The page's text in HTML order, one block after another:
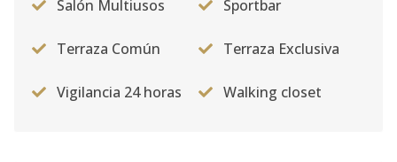
Salón Multiusos Sportbar
Terraza Común Terraza Exclusiva
Vigilancia 24 horas Walking closet